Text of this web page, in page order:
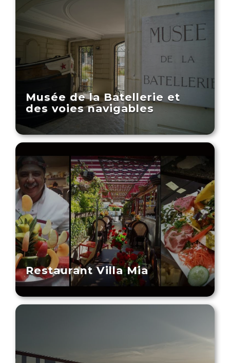
Musée de la Batellerie et
des voies navigables
Restaurant Villa Mia